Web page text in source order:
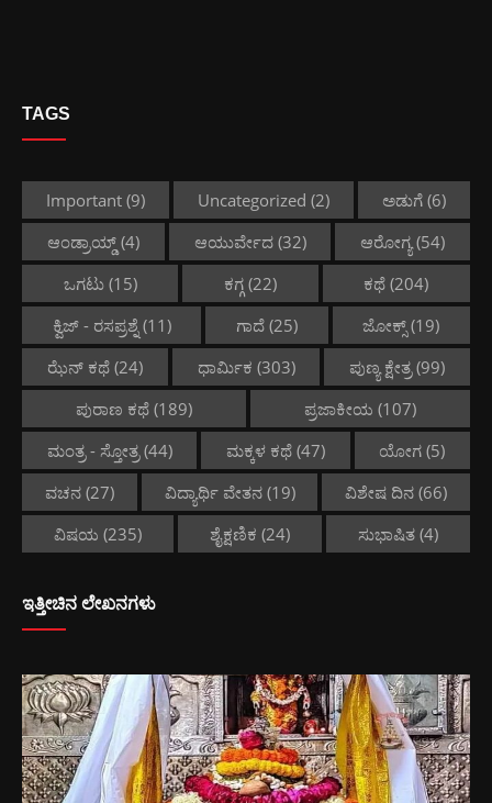
TAGS
Important (9) Uncategorized (2) ಅಡುಗೆ (6)
ಆಂಡ್ರಾಯ್ಡ್(4) ಆಯುರ್ವೇದ(32) ಆರೋಗ್ಯ (54)
ಒಗಟು(15) ಕಗ್ಗ(22) ಕಥೆ (204)
ಕ್ವಿಜ್ - ರಸಪ್ರಶ್ನೆ (11) ಗಾದೆ(25) ಜೋಕ್ಸ್ (19)
ಝೆನ್ ಕಥೆ(24) ಧಾರ್ಮಿಕ (303) ಪುಣ್ಯ ಕ್ಷೇತ್ರ(99)
ಪುರಾಣ ಕಥೆ (189) ಪ್ರಜಾಕೀಯ (107)
ಮಂತ್ರ - ಸ್ತೋತ್ರ(44) ಮಕ್ಕಳ ಕಥೆ(47) ಯೋಗ (5)
ವಚನ(27) ವಿದ್ಯಾರ್ಥಿ ವೇತನ(19) ವಿಶೇಷ ದಿನ (66)
ವಿಷಯ (235) ಶೈಕ್ಷಣಿಕ (24) ಸುಭಾಷಿತ (4)
ಇತ್ತೀಚಿನ ಲೇಖನಗಳು